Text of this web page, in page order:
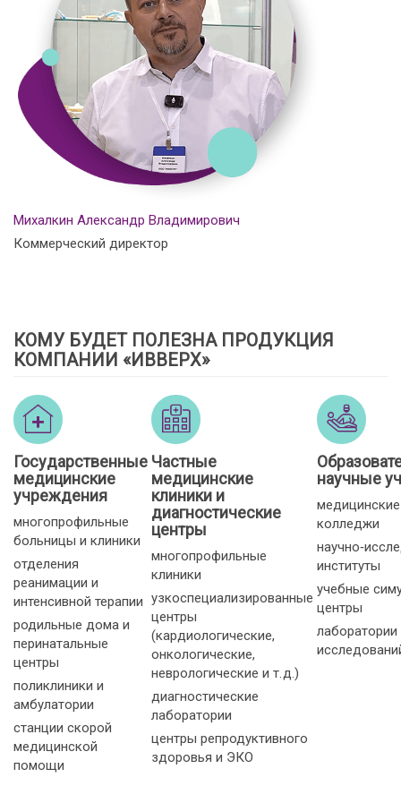
Михалкин Александр Владимирович
Коммерческий директор
КОМУ БУДЕТ ПОЛЕЗНА ПРОДУКЦИЯ
КОМПАНИИ «ИВВЕРХ»
Государственные
медицинские
учреждения
многопрофильные
больницы и клиники
отделения
реанимации и
интенсивной терапии
родильные дома и
перинатальные
центры
поликлиники и
амбулатории
станции скорой
медицинской
помощи
Частные
медицинские
клиники и
диагностические
центры
многопрофильные
клиники
узкоспециализированные
центры
(кардиологические,
онкологические,
неврологические и т. д.)
диагностические
лаборатории
центры репродуктивного
здоровья и ЭКО
научные
колледжи
институты
учебные
центры
лаборатории